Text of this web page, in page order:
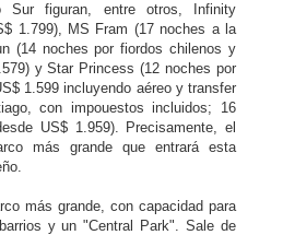
Sur figuran, entre otros, Infinity
1.799), MS Fram (17 noches a la
(14 noches por fiordos chilenos y
y Star Princess (12 noches por
1.599 incluyendo aéreo y transfer
con impouestos incluidos; 16
US$ 1.959). Precisamente, el
más grande que entrará esta
más grande, con capacidad para
y un "Central Park". Sale de